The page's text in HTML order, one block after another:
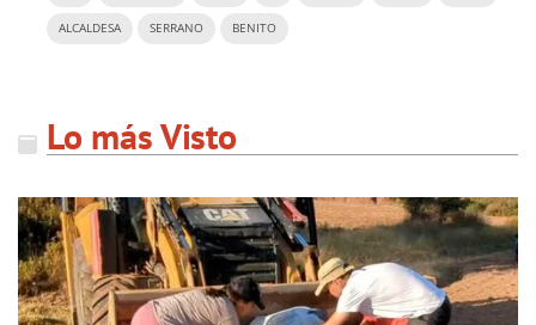
ALCALDESA SERRANO BENITO
Lo más Visto